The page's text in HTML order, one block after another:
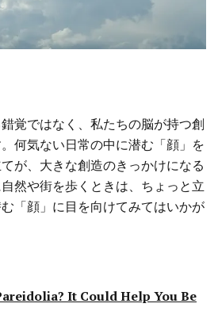
覚ではなく、私たちの脳が持つ創
何気ない日常の中に潜む「顔」を
が、大きな創造のきっかけになる
然や街を歩くときは、ちょっと立
「顔」に目を向けてみてはいかが
It Could Help You Be